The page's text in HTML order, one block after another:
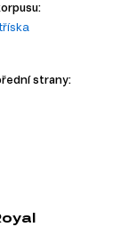
strany: